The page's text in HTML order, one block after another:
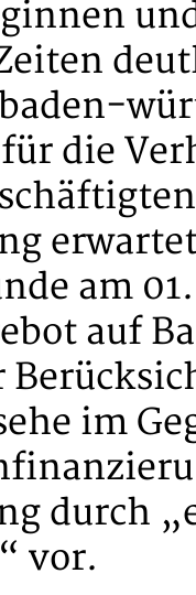
die
am
auf
im
durch
vor.